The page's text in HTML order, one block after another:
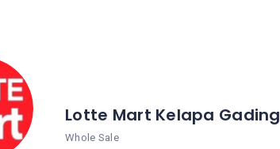
Lotte Mart Kelapa Gading
Whole Sale